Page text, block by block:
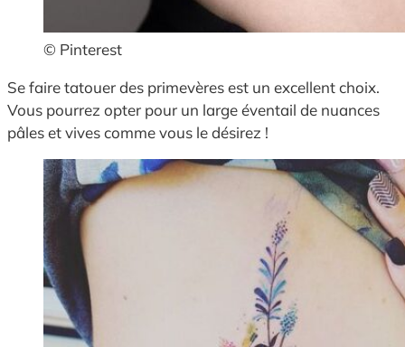
© Pinterest
Se faire tatouer des primevères est un excellent choix.
Vous pourrez opter pour un large éventail de nuances
pâles et vives comme vous le désirez !